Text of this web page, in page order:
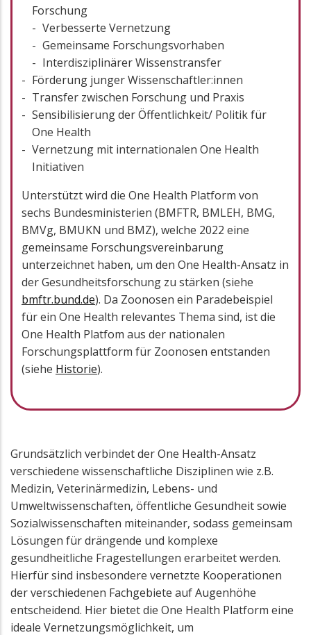
Forschung
Verbesserte Vernetzung
Gemeinsame Forschungsvorhaben
Interdisziplinärer Wissenstransfer
Förderung junger Wissenschaftler:innen
Transfer zwischen Forschung und Praxis
Sensibilisierung der Öffentlichkeit/ Politik für
One Health
Vernetzung mit internationalen One Health
Initiativen
Unterstützt wird die One Health Platform von
sechs Bundesministerien (BMFTR, BMLEH, BMG,
BMVg, BMUKN und BMZ), welche 2022 eine
gemeinsame Forschungsvereinbarung
unterzeichnet haben, um den One Health-Ansatz in
der Gesundheitsforschung zu stärken (siehe
bmftr.bund.de). Da Zoonosen ein Paradebeispiel
für ein One Health relevantes Thema sind, ist die
One Health Platfom aus der nationalen
Forschungsplattform für Zoonosen entstanden
(siehe Historie).
Grundsätzlich verbindet der One Health-Ansatz
verschiedene wissenschaftliche Disziplinen wie z.B.
Medizin, Veterinärmedizin, Lebens- und
Umweltwissenschaften, öffentliche Gesundheit sowie
Sozialwissenschaften miteinander, sodass gemeinsam
Lösungen für drängende und komplexe
gesundheitliche Fragestellungen erarbeitet werden.
Hierfür sind insbesondere vernetzte Kooperationen
der verschiedenen Fachgebiete auf Augenhöhe
entscheidend. Hier bietet die One Health Platform eine
ideale Vernetzungsmöglichkeit, um